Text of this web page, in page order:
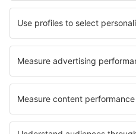
Hoteluri în Rowland's Castle
Hoteluri în Cubas Hoteluri
Cele mai bune hoteluri - regiuni
Hoteluri în Parcul Național Jasper